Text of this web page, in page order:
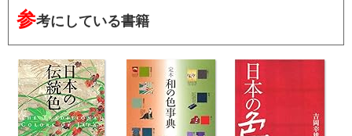
参考にしている書籍